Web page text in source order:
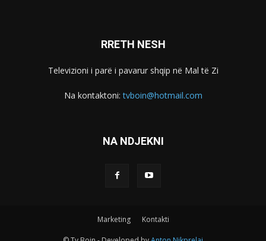
RRETH NESH
Televizioni i parë i pavarur shqip në Mal të Zi
Na kontaktoni:tvboin@hotmail.com
NA NDJEKNI
Marketing Kontakti